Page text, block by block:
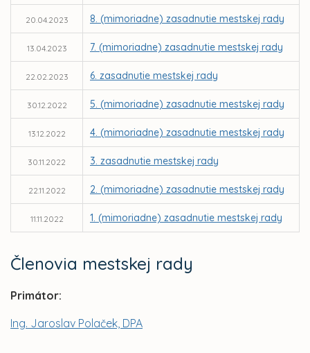
20.04.2023 8. (mimoriadne) zasadnutie mestskej rady
13.04.2023 7. (mimoriadne) zasadnutie mestskej rady
22.02.2023 6. zasadnutie mestskej rady
30.12.2022 5. (mimoriadne) zasadnutie mestskej rady
13.12.2022 4. (mimoriadne) zasadnutie mestskej rady
30.11.2022 3. zasadnutie mestskej rady
22.11.2022 2. (mimoriadne) zasadnutie mestskej rady
11.11.2022 1. (mimoriadne) zasadnutie mestskej rady
Členovia mestskej rady
Primátor:
Ing. Jaroslav Polaček, DPA